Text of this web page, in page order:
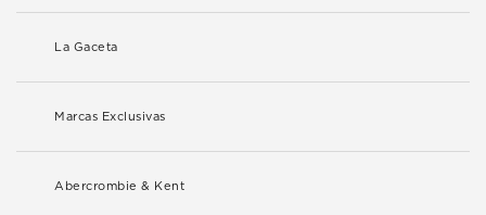
La Gaceta
Marcas Exclusivas
Abercrombie & Kent